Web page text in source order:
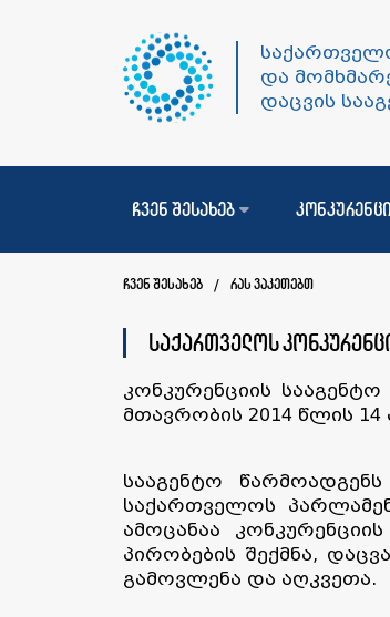
და
დაცვის
ჩვენ შესახებ
ჩვენ შესახებ / რას ვაკეთებთ
საქართველოს
კონკურენციის
მთავრობის 2014 წლის
სააგენტო
საქართველოს
ამოცანაა
პირობების შექმნა,
გამოვლენა და აღკვეთა.